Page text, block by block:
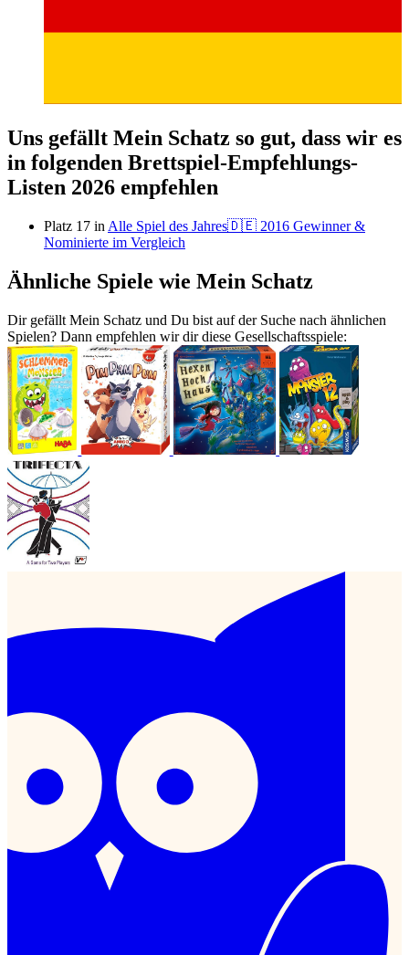
Uns gefällt Mein Schatz so gut, dass wir es
in folgenden Brettspiel-Empfehlungs-
Listen 2026 empfehlen
Platz 17 in Alle Spiel des Jahres🇩🇪 2016 Gewinner &
Nominierte im Vergleich
Ähnliche Spiele wie Mein Schatz
Dir gefällt Mein Schatz und Du bist auf der Suche nach ähnlichen
Spielen? Dann empfehlen wir dir diese Gesellschaftsspiele: